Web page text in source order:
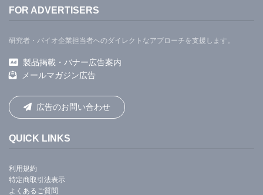
FOR ADVERTISERS
研究者・バイオ企業担当者へのダイレクトなアプローチを支援します。
製品掲載・バナー広告案内
メールマガジン広告
広告のお問い合わせ
QUICK LINKS
利用規約
特定商取引法表示
よくあるご質問